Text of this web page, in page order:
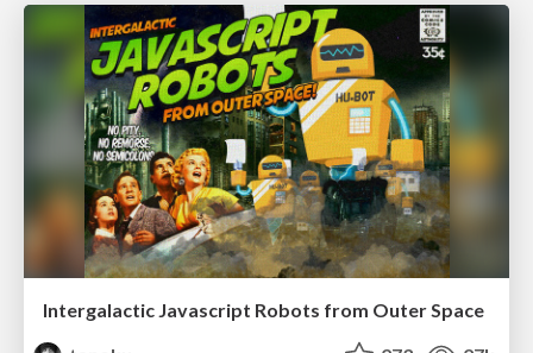
Intergalactic Javascript Robots from Outer Space